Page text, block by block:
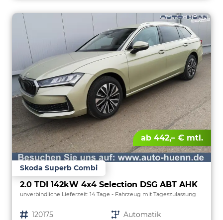
ab 442,– € mtl.
Skoda Superb Combi
2.0 TDI 142kW 4x4 Selection DSG ABT AHK
unverbindliche Lieferzeit: 14 Tage Fahrzeug mit Tageszulassung
Fahrzeugnr. 120175 Getriebe Automatik